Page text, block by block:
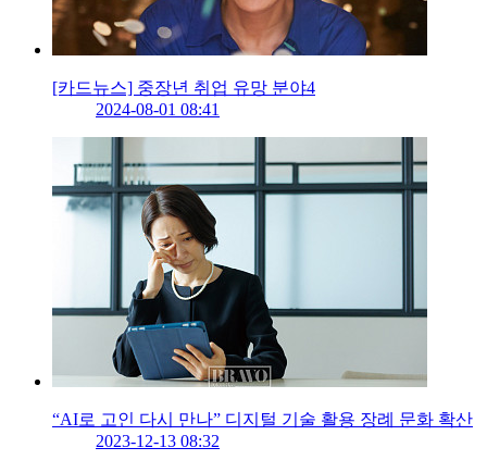
[카드뉴스] 중장년 취업 유망 분야4
2024-08-01 08:41
“AI로 고인 다시 만나” 디지털 기술 활용 장례 문화 확산
2023-12-13 08:32